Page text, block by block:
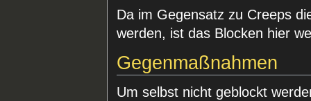
Da im Gegensatz zu Creeps
werden, ist das Blocken hier
Gegenmaßnahmen
Um selbst nicht geblockt